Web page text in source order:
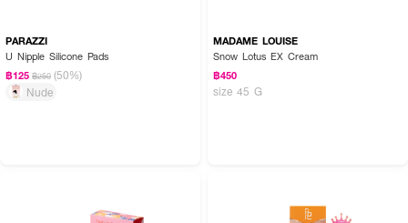
· สามารถทาสกินแคร์บนผิวก่อนแปะได้ ช่วยให้ซิลิโคนติดทนยิ่งขึ้น แนะนำเฉพาะน้ำ
ตบ เซรั่ม หรือสกินแคร์ที่ไม่มีส่วนผสมของน้ำมัน
· สามารถแปะซิลิโคนเลยขึ้นมาเนินหน้าอกได้ เพื่อไม่ให้ซิลิโคนตกตามแรงโน้มถ่วง
PARAZZI
U Nipple Silicone Pads
฿125 ฿250 (50%)
Nude
MADAME LOUISE
Snow Lotus EX Cream
฿450
size 45 G